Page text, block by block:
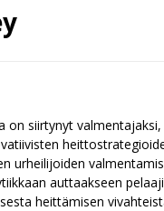
on siirtynyt
urheilijoiden
auttaakseen
heittämisen